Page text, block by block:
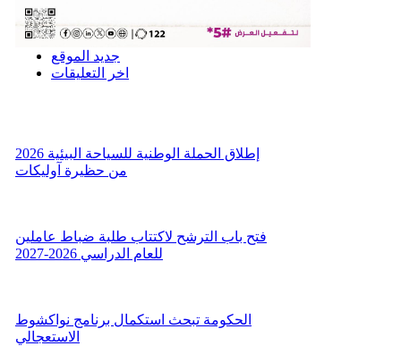
جديد الموقع
اخر التعليقات
إطلاق الحملة الوطنية للسياحة البيئية 2026
من حظيرة آوليكات
فتح باب الترشح لاكتتاب طلبة ضباط عاملين
للعام الدراسي 2026-2027
الحكومة تبحث استكمال برنامج نواكشوط
الاستعجالي